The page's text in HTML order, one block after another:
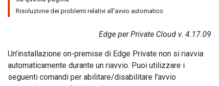
Risoluzione dei problemi relativi all'avvio automatico
Edge per Private Cloud v. 4.17.09
Un'installazione on-premise di Edge Private non si riavvia
automaticamente durante un riavvio. Puoi utilizzare i
seguenti comandi per abilitare/disabilitare l'avvio